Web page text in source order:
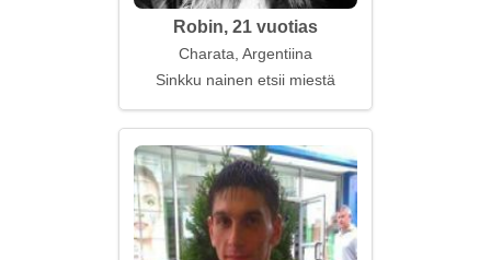
Robin, 21 vuotias
Charata, Argentiina
Sinkku nainen etsii miestä